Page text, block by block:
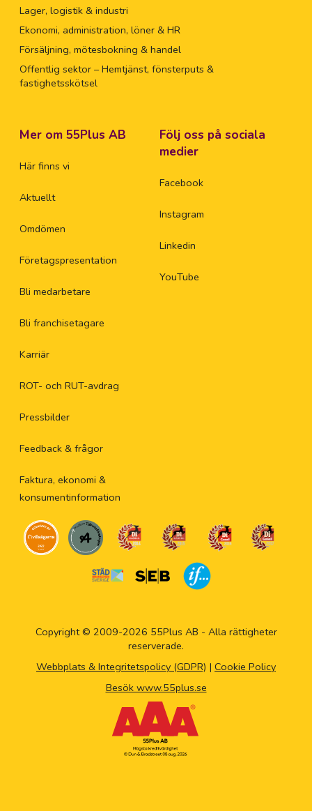
Lager, logistik & industri
Ekonomi, administration, löner & HR
Försäljning, mötesbokning & handel
Offentlig sektor – Hemtjänst, fönsterputs &
fastighetsskötsel
Mer om 55Plus AB
Här finns vi
Aktuellt
Omdömen
Företagspresentation
Bli medarbetare
Bli franchisetagare
Karriär
ROT- och RUT-avdrag
Pressbilder
Feedback & frågor
Faktura, ekonomi &
konsumentinformation
Följ oss på sociala
medier
Facebook
Instagram
Linkedin
YouTube
Copyright © 2009-2026 55Plus AB - Alla rättigheter
reserverade.
Webbplats & Integritetspolicy (GDPR) | Cookie Policy
Besök www.55plus.se